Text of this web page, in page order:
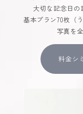
大切な記念日の
基本プラン70枚（
写真を
料金シ